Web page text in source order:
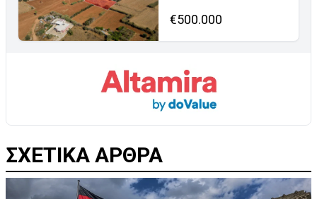
€500.000
ΣΧΕΤΙΚΑ ΑΡΘΡΑ